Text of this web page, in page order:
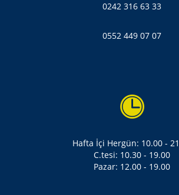
0242 316 63 33
0552 449 07 07
Hafta İçi Hergün: 10.00 -
C.tesi: 10.30 - 19.00
Pazar: 12.00 - 19.00